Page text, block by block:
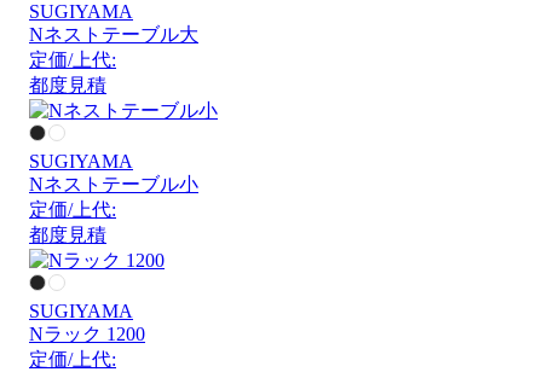
SUGIYAMA
Nネストテーブル大
定価/上代:
都度見積
SUGIYAMA
Nネストテーブル小
定価/上代:
都度見積
SUGIYAMA
Nラック 1200
定価/上代: